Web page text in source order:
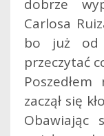
dobrze
Carlosa
bo już od
przeczytać
zaczął się
Obawiając